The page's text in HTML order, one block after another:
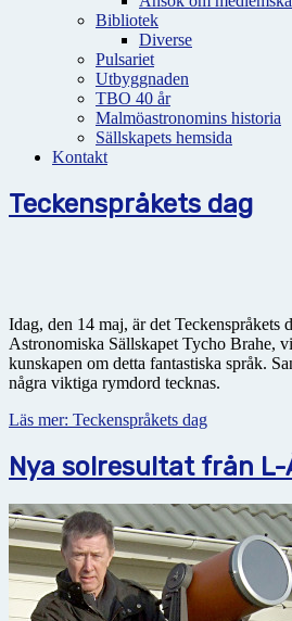
Bibliotek
Diverse
Pulsariet
Utbyggnaden
TBO 40 år
Malmöastronomins historia
Sällskapets hemsida
Kontakt
Teckenspråkets dag
Idag, den 14 maj, är det Teckenspråkets
Astronomiska Sällskapet Tycho Brahe,
kunskapen om detta fantastiska språk.
några viktiga rymdord tecknas.
Läs mer: Teckenspråkets dag
Nya solresultat från L-